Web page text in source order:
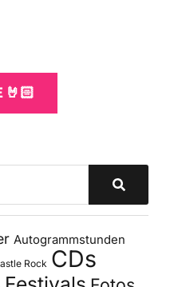
🤘🏻
Autogrammstunden
Rock CDs